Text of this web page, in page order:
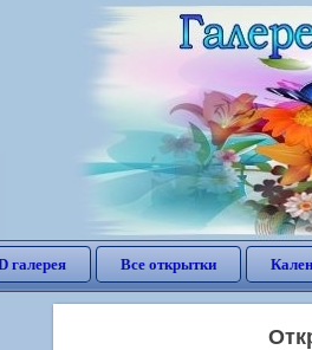
галерея Все открытки